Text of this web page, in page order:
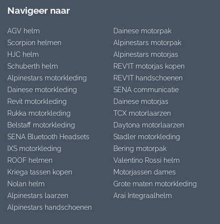
Navigeer naar
AGV helm
Scorpion helmen
HJC helm
Schuberth helm
Alpinestars motorkleding
Dainese motorkleding
Revit motorkleding
Rukka motorkleding
Belstaff motorkleding
SENA Bluetooth Headsets
IXS motorkleding
ROOF helmen
Kriega tassen kopen
Nolan helm
Alpinestars laarzen
Alpinestars handschoenen
Dainese motorpak
Alpinestars motorpak
Alpinestars motorjas
REV’IT motorjas kopen
REV’IT handschoenen
SENA communicatie
Dainese motorjas
TCX motorlaarzen
Daytona motorlaarzen
Stadler motorkleding
Bering motorpak
Valentino Rossi helm
Motorjassen dames
Grote maten motorkleding
Arai Integraalhelm